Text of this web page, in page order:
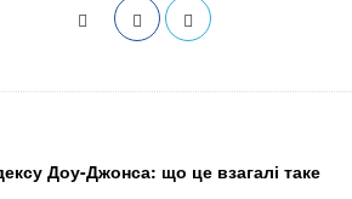
Доу-Джонса: що це взагалі таке